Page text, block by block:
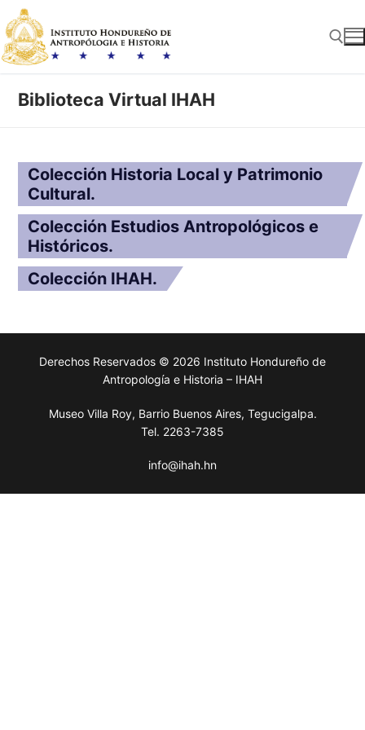
al
contenido
Buscar:
Biblioteca Virtual IHAH
Colección Historia Local y Patrimonio
Cultural.
Colección Estudios Antropológicos e
Históricos.
Colección IHAH.
Derechos Reservados © 2026 Instituto Hondureño de
Antropología e Historia – IHAH
Museo Villa Roy, Barrio Buenos Aires, Tegucigalpa.
Tel. 2263-7385
info@ihah.hn